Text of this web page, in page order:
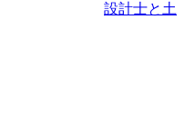
設計⼠と⼟